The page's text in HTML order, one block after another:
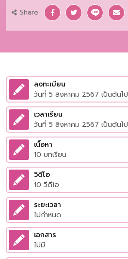
Share
ลงทะเบียน
วันที่ 5 สิงหาคม 2567 เป็นต้นไป
เวลาเรียน
วันที่ 5 สิงหาคม 2567 เป็นต้นไป
เนื้อหา
10 บทเรียน
วิดีโอ
10 วีดีโอ
ระยะเวลา
ไม่กำหนด
เอกสาร
ไม่มี